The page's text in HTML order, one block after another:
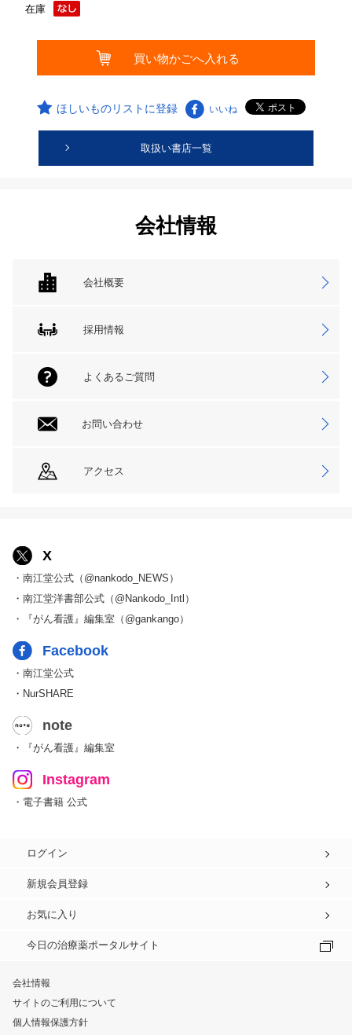
在庫
ほしいものリストに登録 いいね
取扱い書店一覧
会社情報
会社概要
採用情報
よくあるご質問
お問い合わせ
アクセス
X
・南江堂公式（@nankodo_NEWS）
・南江堂洋書部公式（@Nankodo_Intl）
・『がん看護』編集室（@gankango）
Facebook
・南江堂公式
・NurSHARE
note
・『がん看護』編集室
Instagram
・電子書籍 公式
ログイン
新規会員登録
お気に入り
今日の治療薬ポータルサイト
会社情報
サイトのご利用について
個人情報保護方針